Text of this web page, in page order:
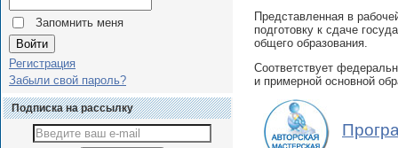
Запомнить меня
Регистрация
Забыли свой пароль?
Подписка на рассылку
Представленная в
подготовку к сдаче
общего образования.
Соответствует
и примерной основной